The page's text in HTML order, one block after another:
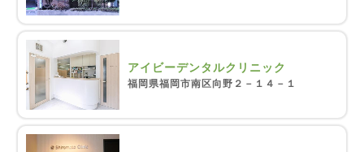
アイビーデンタルクリニック
福岡県福岡市南区向野２－１４－１